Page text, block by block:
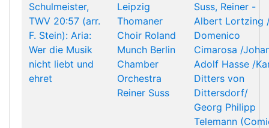
Schulmeister,
TWV 20:57 (arr.
F. Stein): Aria:
Wer die Musik
nicht liebt und
ehret
Leipzig
Thomaner
Choir Roland
Munch Berlin
Chamber
Orchestra
Reiner Suss
Suss, Reiner -
Albert Lortzing
Domenico
Cimarosa /
Adolf Hasse /
Ditters von
Dittersdorf/
Georg Philipp
Telemann